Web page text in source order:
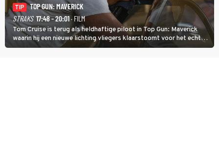
TIP
TOP GUN: MAVERICK
STRAKS 17:48 - 20:01· FILM
Tom Cruise is terug als heldhaftige piloot in Top Gun: Maverick
waarin hij een nieuwe lichting vliegers klaarstoomt voor het echte
werk.